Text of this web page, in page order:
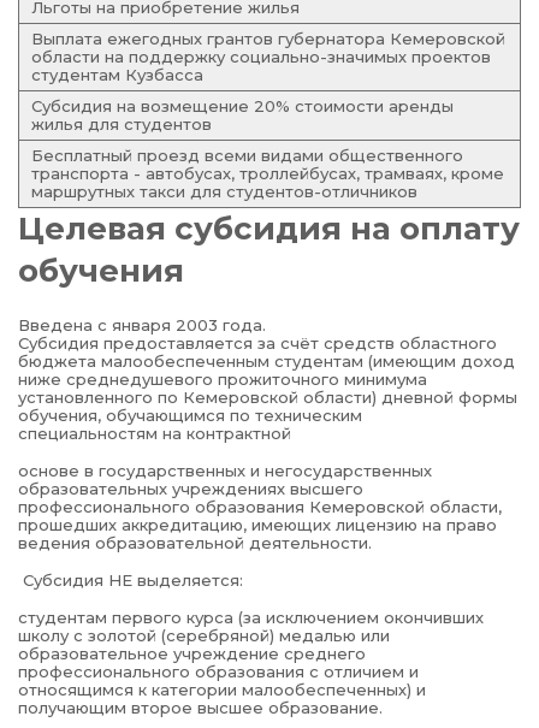
Льготы на приобретение жилья
Выплата ежегодных грантов губернатора Кемеровской
области на поддержку социально-значимых проектов
студентам Кузбасса
Субсидия на возмещение 20% стоимости аренды
жилья для студентов
Бесплатный проезд всеми видами общественного
транспорта - автобусах, троллейбусах, трамваях, кроме
маршрутных такси для студентов-отличников
Целевая субсидия на оплату
обучения
Введена с января 2003 года.
Субсидия предоставляется за счёт средств областного
бюджета малообеспеченным студентам (имеющим доход
ниже среднедушевого прожиточного минимума
установленного по Кемеровской области) дневной формы
обучения, обучающимся по техническим
специальностям на контрактной
основе в государственных и негосударственных
образовательных учреждениях высшего
профессионального образования Кемеровской области,
прошедших аккредитацию, имеющих лицензию на право
ведения образовательной деятельности.
Субсидия НЕ выделяется:
студентам первого курса (за исключением окончивших
школу с золотой (серебряной) медалью или
образовательное учреждение среднего
профессионального образования с отличием и
относящимся к категории малообеспеченных) и
получающим второе высшее образование.